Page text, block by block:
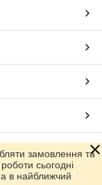
замовлення та
сьогодні
в найближчий